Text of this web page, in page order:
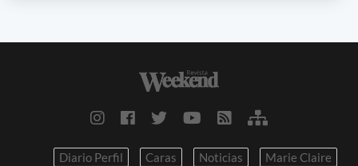
Diario Perfil Caras Noticias
Marie Claire